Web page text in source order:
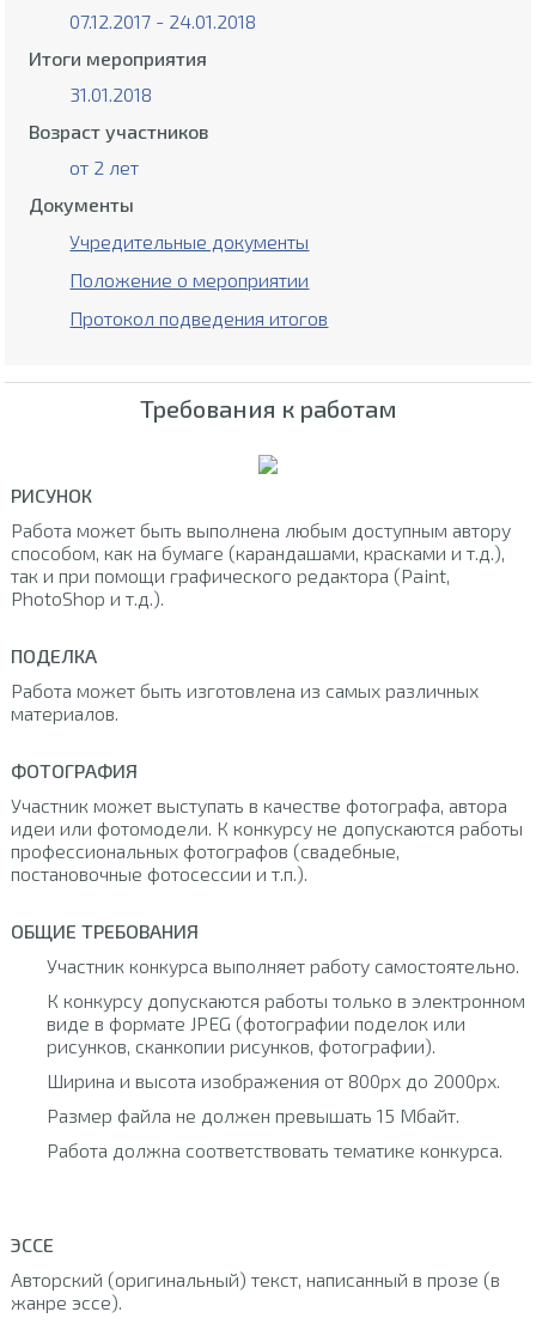
07.12.2017 - 24.01.2018
Итоги мероприятия
31.01.2018
Возраст участников
от 2 лет
Документы
Учредительные документы
Положение о мероприятии
Протокол подведения итогов
Требования к работам
РИСУНОК
Работа может быть выполнена любым доступным автору
способом, как на бумаге (карандашами, красками и т.д.),
так и при помощи графического редактора (Paint,
PhotoShop и т.д.).
ПОДЕЛКА
Работа может быть изготовлена из самых различных
материалов.
ФОТОГРАФИЯ
Участник может выступать в качестве фотографа, автора
идеи или фотомодели. К конкурсу не допускаются работы
профессиональных фотографов (свадебные,
постановочные фотосессии и т.п.).
ОБЩИЕ ТРЕБОВАНИЯ
Участник конкурса выполняет работу самостоятельно.
К конкурсу допускаются работы только в электронном
виде в формате JPEG (фотографии поделок или
рисунков, сканкопии рисунков, фотографии).
Ширина и высота изображения от 800px до 2000px.
Размер файла не должен превышать 15 Мбайт.
Работа должна соответствовать тематике конкурса.
ЭССЕ
Авторский (оригинальный) текст, написанный в прозе (в
жанре эссе).